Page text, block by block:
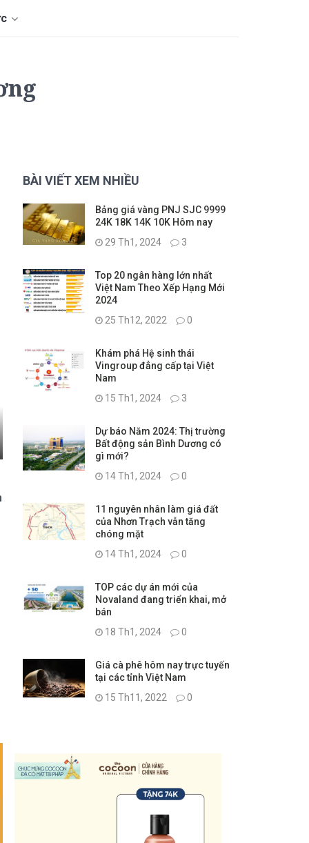
BÀI VIẾT XEM NHIỀU
Bảng giá vàng PNJ SJC 9999
24K 18K 14K 10K Hôm nay
29 Th1, 2024
3
Top 20 ngân hàng lớn nhất
Việt Nam Theo Xếp Hạng Mới
2024
25 Th12, 2022
0
Khám phá Hệ sinh thái
Vingroup đẳng cấp tại Việt
Nam
15 Th1, 2024
3
Dự báo Năm 2024: Thị trường
Bất động sản Bình Dương có
gì mới?
14 Th1, 2024
0
11 nguyên nhân làm giá đất
của Nhơn Trạch vẫn tăng
chóng mặt
14 Th1, 2024
0
TOP các dự án mới của
Novaland đang triển khai, mở
bán
18 Th1, 2024
0
Giá cà phê hôm nay trực tuyến
tại các tỉnh Việt Nam
15 Th11, 2022
0